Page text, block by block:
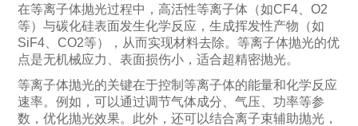
在等离子体抛光过程中，高活性等离子体（如CF4、O2
等）与碳化硅表面发生化学反应，生成挥发性产物（如
SiF4、CO2等），从而实现材料去除。等离子体抛光的优
点是无机械应力、表面损伤小，适合超精密抛光。
等离子体抛光的关键在于控制等离子体的能量和化学反应
速率。例如，可以通过调节气体成分、气压、功率等参
数，优化抛光效果。此外，还可以结合离子束辅助抛光，